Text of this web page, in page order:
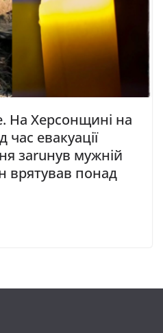
На Херсонщині на
час евакуації
заruнув мужній
врятував понад